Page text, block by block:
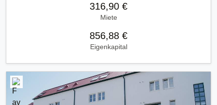
316,90 €
Miete
856,88 €
Eigenkapital